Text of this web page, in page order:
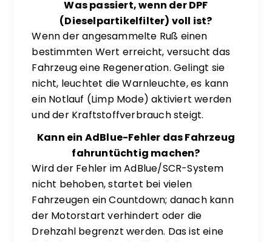
Was passiert, wenn der DPF
(Dieselpartikelfilter) voll ist?
Wenn der angesammelte Ruß einen
bestimmten Wert erreicht, versucht das
Fahrzeug eine Regeneration. Gelingt sie
nicht, leuchtet die Warnleuchte, es kann
ein Notlauf (Limp Mode) aktiviert werden
und der Kraftstoffverbrauch steigt.
Kann ein AdBlue-Fehler das Fahrzeug
fahruntüchtig machen?
Wird der Fehler im AdBlue/SCR-System
nicht behoben, startet bei vielen
Fahrzeugen ein Countdown; danach kann
der Motorstart verhindert oder die
Drehzahl begrenzt werden. Das ist eine